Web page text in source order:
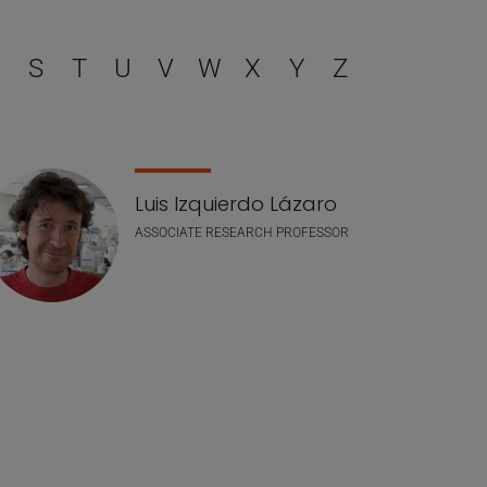
S T U V W X Y Z
Luis Izquierdo Lázaro
ASSOCIATE RESEARCH PROFESSOR